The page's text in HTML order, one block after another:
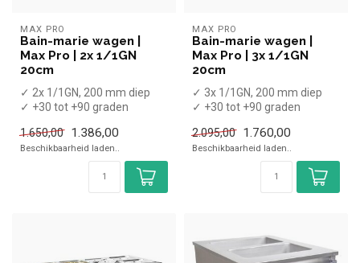
MAX PRO
Bain-marie wagen |
Max Pro | 2x 1/1GN
20cm
✓ 2x 1/1GN, 200 mm diep
✓ +30 tot +90 graden
✓ Breedte 60 ...
1.650,00 1.386,00
Beschikbaarheid laden..
MAX PRO
Bain-marie wagen |
Max Pro | 3x 1/1GN
20cm
✓ 3x 1/1GN, 200 mm diep
✓ +30 tot +90 graden
✓ Breedte 60 ...
2.095,00 1.760,00
Beschikbaarheid laden..